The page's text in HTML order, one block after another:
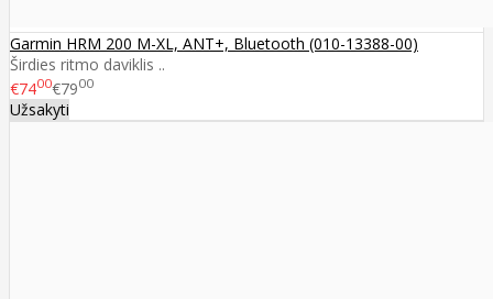
Garmin HRM 200 M-XL, ANT+, Bluetooth (010-13388-00)
Širdies ritmo daviklis ..
€7400€7900
Užsakyti